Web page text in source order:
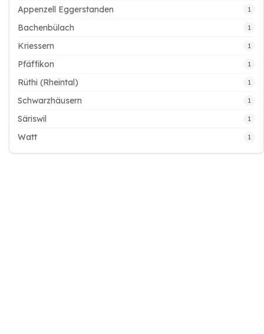
Appenzell Eggerstanden 1
Bachenbülach 1
Kriessern 1
Pfäffikon 1
Rüthi (Rheintal) 1
Schwarzhäusern 1
Säriswil 1
Watt 1